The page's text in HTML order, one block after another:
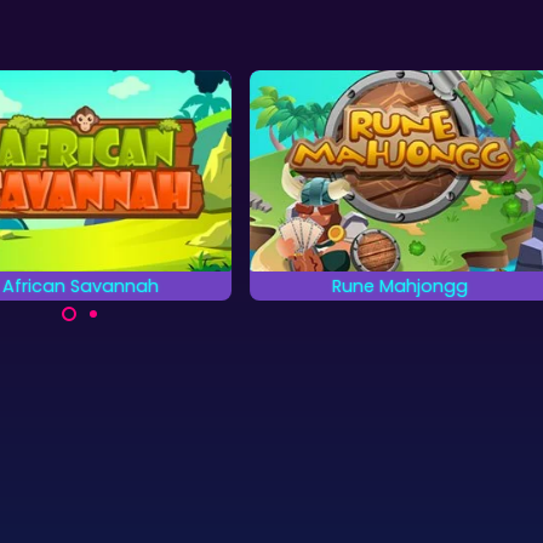
African Savannah Rune Mahjongg